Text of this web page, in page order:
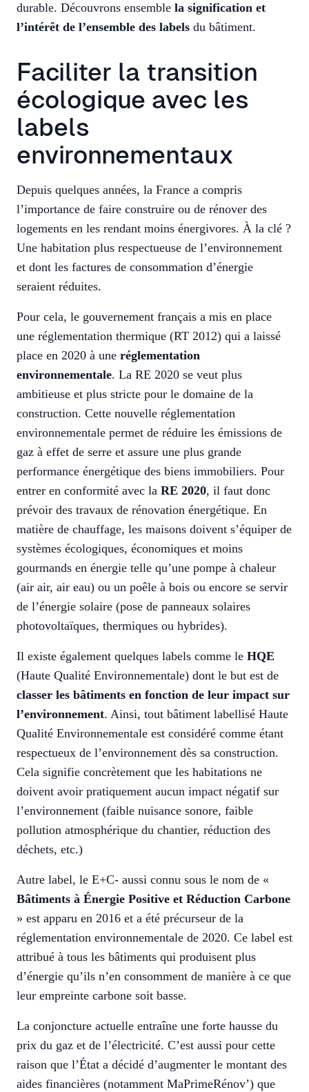
durable. Découvrons ensemble la signification et
l’intérêt de l’ensemble des labels du bâtiment.
Faciliter la transition
écologique avec les
labels
environnementaux
Depuis quelques années, la France a compris
l’importance de faire construire ou de rénover des
logements en les rendant moins énergivores. À la clé ?
Une habitation plus respectueuse de l’environnement
et dont les factures de consommation d’énergie
seraient réduites.
Pour cela, le gouvernement français a mis en place
une réglementation thermique (RT 2012) qui a laissé
place en 2020 à une réglementation
environnementale. La RE 2020 se veut plus
ambitieuse et plus stricte pour le domaine de la
construction. Cette nouvelle réglementation
environnementale permet de réduire les émissions de
gaz à effet de serre et assure une plus grande
performance énergétique des biens immobiliers. Pour
entrer en conformité avec la RE 2020, il faut donc
prévoir des travaux de rénovation énergétique. En
matière de chauffage, les maisons doivent s’équiper de
systèmes écologiques, économiques et moins
gourmands en énergie telle qu’une pompe à chaleur
(air air, air eau) ou un poêle à bois ou encore se servir
de l’énergie solaire (pose de panneaux solaires
photovoltaïques, thermiques ou hybrides).
Il existe également quelques labels comme le HQE
(Haute Qualité Environnementale) dont le but est de
classer les bâtiments en fonction de leur impact sur
l’environnement. Ainsi, tout bâtiment labellisé Haute
Qualité Environnementale est considéré comme étant
respectueux de l’environnement dès sa construction.
Cela signifie concrètement que les habitations ne
doivent avoir pratiquement aucun impact négatif sur
l’environnement (faible nuisance sonore, faible
pollution atmosphérique du chantier, réduction des
déchets, etc.)
Autre label, le E+C- aussi connu sous le nom de «
Bâtiments à Énergie Positive et Réduction Carbone
» est apparu en 2016 et a été précurseur de la
réglementation environnementale de 2020. Ce label est
attribué à tous les bâtiments qui produisent plus
d’énergie qu’ils n’en consomment de manière à ce que
leur empreinte carbone soit basse.
La conjoncture actuelle entraîne une forte hausse du
prix du gaz et de l’électricité. C’est aussi pour cette
raison que l’État a décidé d’augmenter le montant des
aides financières (notamment MaPrimeRénov’) que